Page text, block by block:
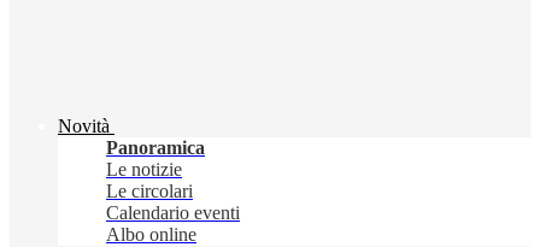
Novità
Panoramica
Le notizie
Le circolari
Calendario eventi
Albo online